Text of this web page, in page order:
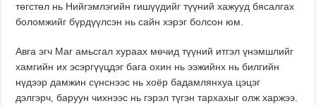
төгстөл нь Нийгэмлэгийн гишүүдийг түүний хажууд бясалгах
боломжийг бүрдүүлсэн нь сайн хэрэг болсон юм.
Авга эгч Маг амьсгал хураах мөчид түүний итгэл үнэмшлийг
хамгийн их эсэргүүцдэг бага охин нь ээжийнх нь билгийн
нүдээр дамжин сүнснээс нь хоёр бадамлянхуа цэцэг
дэлгэрч, баруун чихнээс нь гэрэл түгэн тархахыг олж харжээ.